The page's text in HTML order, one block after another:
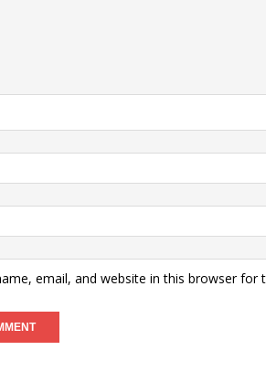
email, and website in this browser for